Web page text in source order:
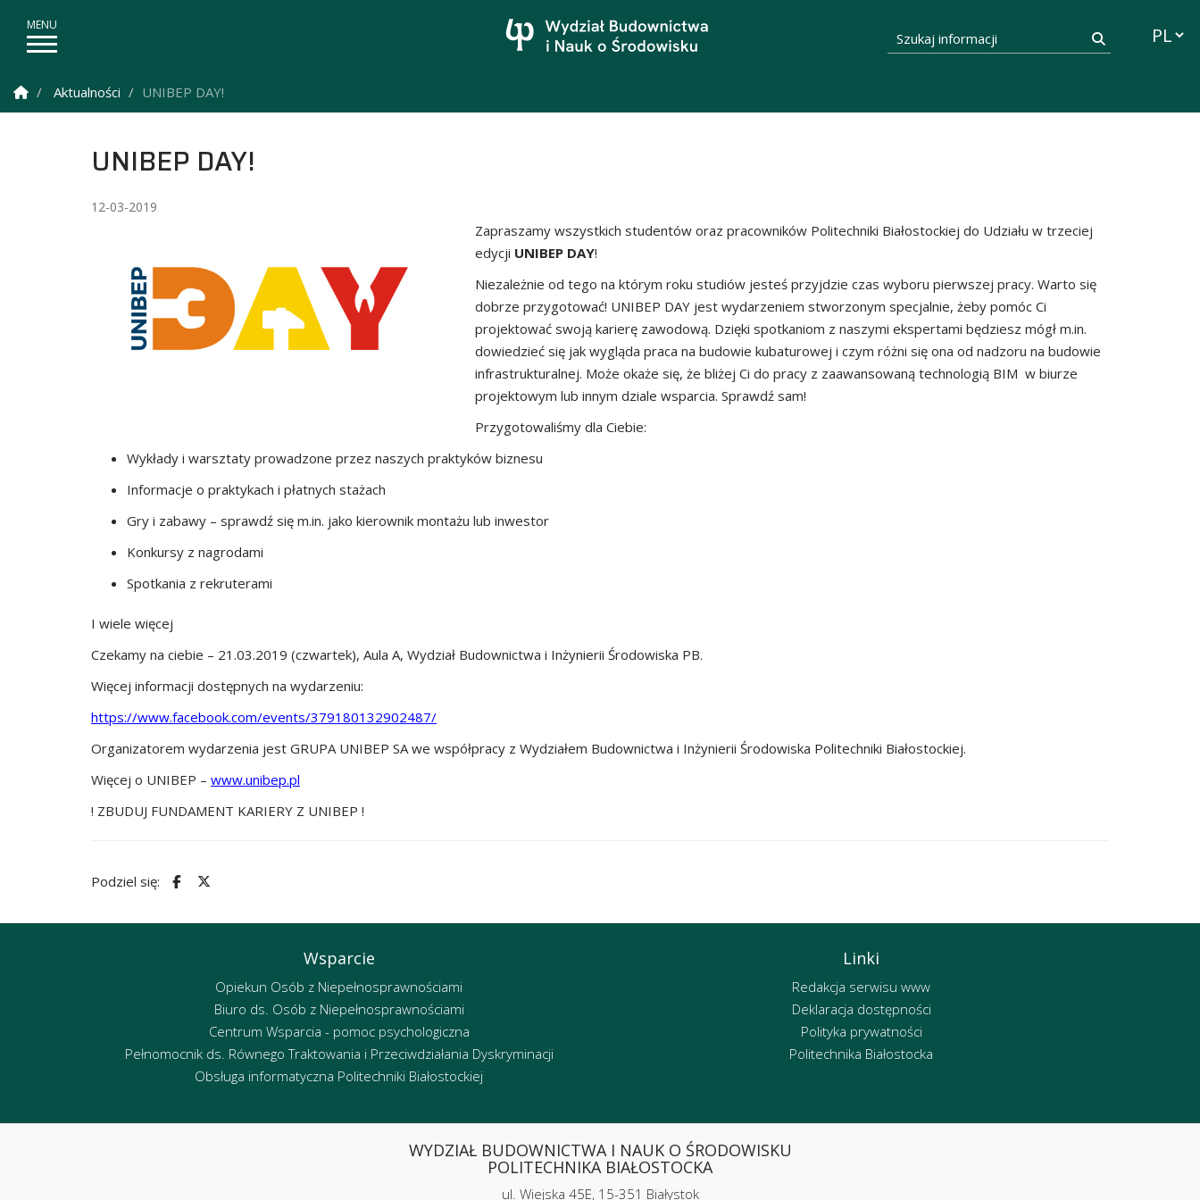
Szukaj informacji
Strona Główna
Aktualności UNIBEP DAY!
UNIBEP DAY!
12-03-2019
Zapraszamy wszystkich studentów oraz pracowników Politechniki Białostockiej do Udziału w trzeciej
edycji UNIBEP DAY!
Niezależnie od tego na którym roku studiów jesteś przyjdzie czas wyboru pierwszej pracy. Warto się
dobrze przygotować! UNIBEP DAY jest wydarzeniem stworzonym specjalnie, żeby pomóc Ci
projektować swoją karierę zawodową. Dzięki spotkaniom z naszymi ekspertami będziesz mógł m.in.
dowiedzieć się jak wygląda praca na budowie kubaturowej i czym różni się ona od nadzoru na budowie
infrastrukturalnej. Może okaże się, że bliżej Ci do pracy z zaawansowaną technologią BIM w biurze
projektowym lub innym dziale wsparcia. Sprawdź sam!
Przygotowaliśmy dla Ciebie:
Wykłady i warsztaty prowadzone przez naszych praktyków biznesu
Informacje o praktykach i płatnych stażach
Gry i zabawy – sprawdź się m.in. jako kierownik montażu lub inwestor
Konkursy z nagrodami
Spotkania z rekruterami
I wiele więcej
Czekamy na ciebie – 21.03.2019 (czwartek), Aula A, Wydział Budownictwa i Inżynierii Środowiska PB.
Więcej informacji dostępnych na wydarzeniu:
https://www.facebook.com/events/379180132902487/
Organizatorem wydarzenia jest GRUPA UNIBEP SA we współpracy z Wydziałem Budownictwa i Inżynierii Środowiska Politechniki Białostockiej.
Więcej o UNIBEP – www.unibep.pl
! ZBUDUJ FUNDAMENT KARIERY Z UNIBEP !
Podziel się:
Wsparcie
Opiekun Osób z Niepełnosprawnościami
Biuro ds. Osób z Niepełnosprawnościami
Centrum Wsparcia - pomoc psychologiczna
Pełnomocnik ds. Równego Traktowania i Przeciwdziałania Dyskryminacji
Obsługa informatyczna Politechniki Białostockiej
Linki
Redakcja serwisu www
Deklaracja dostępności
Polityka prywatności
Politechnika Białostocka
WYDZIAŁ BUDOWNICTWA I NAUK O ŚRODOWISKU
POLITECHNIKA BIAŁOSTOCKA
ul. Wiejska 45E, 15-351 Białystok